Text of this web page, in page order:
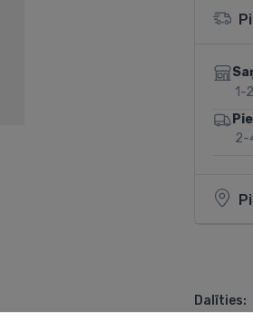
1-
2-
Dalīties: